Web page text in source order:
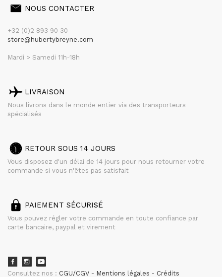
NOUS CONTACTER
+32 (0)2 893 90 30
store@hubertybreyne.com
Mardi > Samedi 11h-18h
LIVRAISON
Nous livrons dans le monde entier via des transporteurs
spécialisés
RETOUR SOUS 14 JOURS
Vous disposez d'un délai de 14 jours pour nous retourner votre
commande si vous n'êtes pas satisfait
PAIEMENT SÉCURISÉ
Vous pouvez régler votre commande en toute confiance par
carte bancaire, paypal et virement
Consultez nos : CGU/CGV Mentions légales Crédits